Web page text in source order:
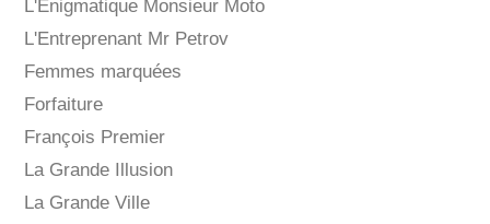
L'Énigmatique Monsieur Moto
L'Entreprenant Mr Petrov
Femmes marquées
Forfaiture
François Premier
La Grande Illusion
La Grande Ville